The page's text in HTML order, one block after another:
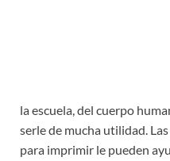
la escuela, del cuerpo
serle de mucha utilidad.
para imprimir le pueden